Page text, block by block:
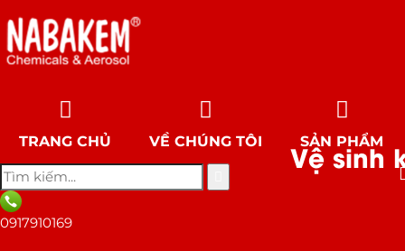
TRANG CHỦ VỀ CHÚNG TÔI SẢN PHẨM
0917910169
Vệ sinh